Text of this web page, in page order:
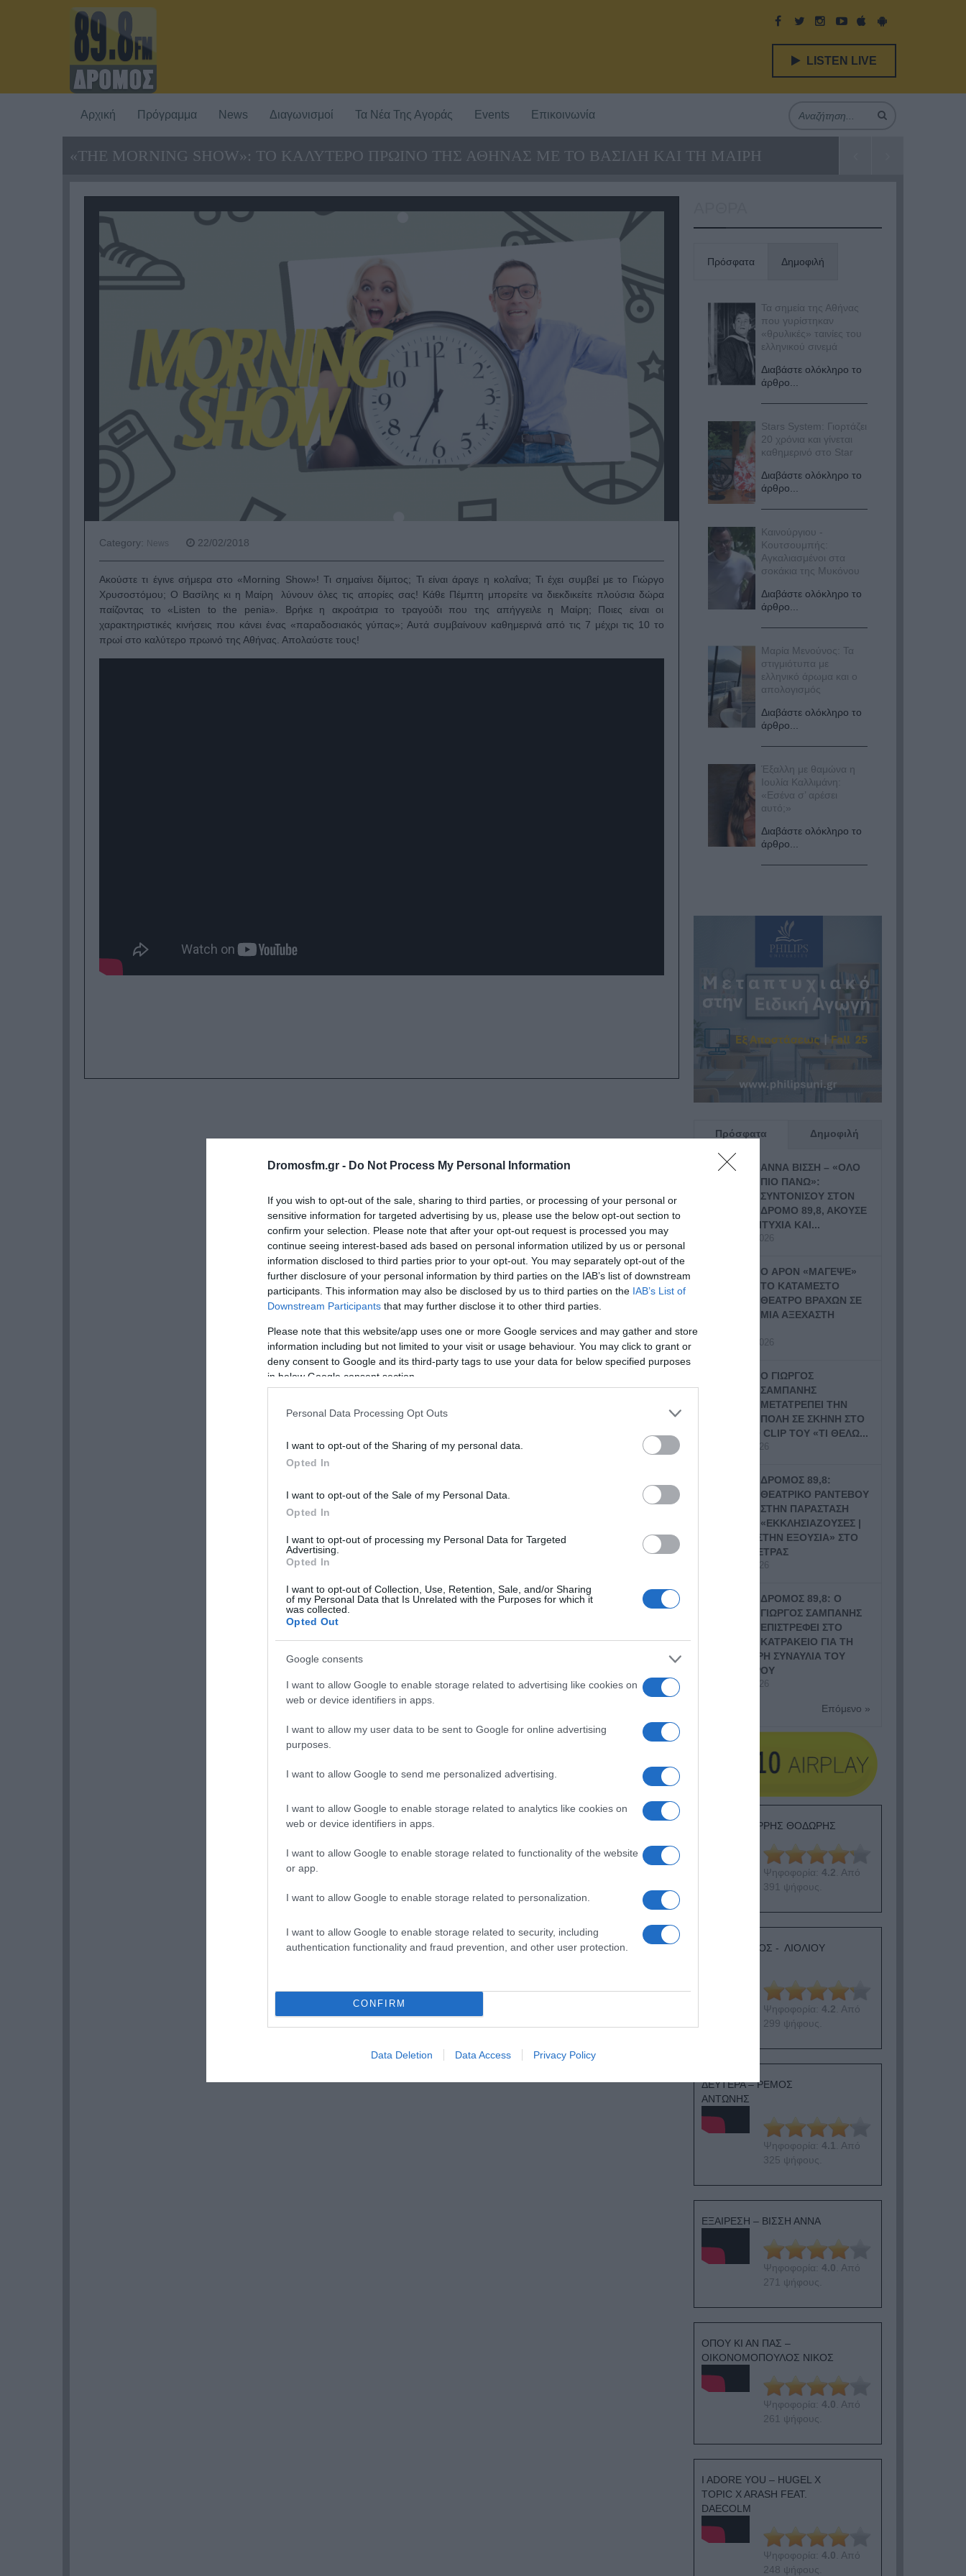
Dromosfm.gr - Do Not Process My Personal Information
If you wish to opt-out of the sale, sharing to third parties, or processing of your personal or
sensitive information for targeted advertising by us, please use the below opt-out section to
confirm your selection. Please note that after your opt-out request is processed you may
continue seeing interest-based ads based on personal information utilized by us or personal
information disclosed to third parties prior to your opt-out. You may separately opt-out of the
further disclosure of your personal information by third parties on the IAB’s list of downstream
participants. This information may also be disclosed by us to third parties on the IAB’s List of
Downstream Participants that may further disclose it to other third parties.
Please note that this website/app uses one or more Google services and may gather and store
information including but not limited to your visit or usage behaviour. You may click to grant or
deny consent to Google and its third-party tags to use your data for below specified purposes
in below Google consent section.
Personal Data Processing Opt Outs
I want to opt-out of the Sharing of my personal data.
Opted In
I want to opt-out of the Sale of my Personal Data.
Opted In
I want to opt-out of processing my Personal Data for Targeted
Advertising.
Opted In
I want to opt-out of Collection, Use, Retention, Sale, and/or Sharing
of my Personal Data that Is Unrelated with the Purposes for which it
was collected.
Opted Out
Google consents
I want to allow Google to enable storage related to advertising like cookies on
web or device identifiers in apps.
I want to allow my user data to be sent to Google for online advertising
purposes.
I want to allow Google to send me personalized advertising.
I want to allow Google to enable storage related to analytics like cookies on
web or device identifiers in apps.
I want to allow Google to enable storage related to functionality of the website
or app.
I want to allow Google to enable storage related to personalization.
I want to allow Google to enable storage related to security, including
authentication functionality and fraud prevention, and other user protection.
CONFIRM
Data Deletion Data Access Privacy Policy
LISTEN LIVE
Αρχική Πρόγραμμα News Διαγωνισμοί Τα Νέα Της Αγοράς Events Επικοινωνία
«THE MORNING SHOW»: ΤΟ ΚΑΛΥΤΕΡΟ ΠΡΩΙΝΟ ΤΗΣ ΑΘΗΝΑΣ ΜΕ ΤΟ ΒΑΣΙΛΗ ΚΑΙ ΤΗ ΜΑΙΡΗ
Category: News 22/02/2018
Ακούστε τι έγινε σήμερα στο «Μorning Show»! Τι σημαίνει δίμιτος; Τι είναι άραγε η κολαΐνα; Τι έχει συμβεί με το Γιώργο
Χρυσοστόμου; Ο Βασίλης κι η Μαίρη λύνουν όλες τις απορίες σας! Κάθε Πέμπτη μπορείτε να διεκδικείτε πλούσια δώρα
παίζοντας το «Listen to the penia». Βρήκε η ακροάτρια το τραγούδι που της απήγγειλε η Μαίρη; Ποιες είναι οι
χαρακτηριστικές κινήσεις που κάνει ένας «παραδοσιακός γύπας»; Αυτά συμβαίνουν καθημερινά από τις 7 μέχρι τις 10 το
πρωί στο καλύτερο πρωινό της Αθήνας. Απολαύστε τους!
Πρόσφατα Δημοφιλή
Τα σημεία της Αθήνας
που γυρίστηκαν
«θρυλικές» ταινίες του
ελληνικού σινεμά
Διαβάστε ολόκληρο το
άρθρο...
Stars System: Γιορτάζει
20 χρόνια και γίνεται
καθημερινό στο Star
Διαβάστε ολόκληρο το
άρθρο...
Καινούργιου -
Κουτσουμπής:
Αγκαλιασμένοι στα
σοκάκια της Μυκόνου
Διαβάστε ολόκληρο το
άρθρο...
Μαρία Μενούνος: Τα
στιγμιότυπα με
ελληνικό άρωμα και ο
απολογισμός
Διαβάστε ολόκληρο το
άρθρο...
Έξαλλη με θαμώνα η
Ιουλία Καλλιμάνη:
«Εσένα σ’ αρέσει
αυτό;»
Διαβάστε ολόκληρο το
άρθρο...
Πρόσφατα Δημοφιλή
ΑΝΝΑ ΒΙΣΣΗ – «ΟΛΟ
ΠΙΟ ΠΑΝΩ»:
ΣΥΝΤΟΝΙΣΟΥ ΣΤΟΝ
ΔΡΟΜΟ 89,8, ΑΚΟΥΣΕ
ΤΗ ΝΕΑ ΕΠΙΤΥΧΙΑ ΚΑΙ...
19 Ιουλίου, 2026
Ο APON «ΜΑΓΕΨΕ»
ΤΟ ΚΑΤΑΜΕΣΤΟ
ΘΕΑΤΡΟ ΒΡΑΧΩΝ ΣΕ
ΜΙΑ ΑΞΕΧΑΣΤΗ
14 Ιουλίου, 2026
Ο ΓΙΩΡΓΟΣ
ΣΑΜΠΑΝΗΣ
ΜΕΤΑΤΡΕΠΕΙ ΤΗΝ
ΠΟΛΗ ΣΕ ΣΚΗΝΗ ΣΤΟ
ΝΕΟ VIDEO CLIP ΤΟΥ «ΤΙ ΘΕΛΩ...
9 Ιουλίου, 2026
ΔΡΟΜΟΣ 89,8:
ΘΕΑΤΡΙΚΟ ΡΑΝΤΕΒΟΥ
ΣΤΗΝ ΠΑΡΑΣΤΑΣΗ
«ΕΚΚΛΗΣΙΑΖΟΥΣΕΣ |
ΓΥΝΑΙΚΕΣ ΣΤΗΝ ΕΞΟΥΣΙΑ» ΣΤΟ
ΘΕΑΤΡΟ ΠΕΤΡΑΣ
8 Ιουλίου, 2026
ΔΡΟΜΟΣ 89,8: Ο
ΓΙΩΡΓΟΣ ΣΑΜΠΑΝΗΣ
ΕΠΙΣΤΡΕΦΕΙ ΣΤΟ
ΚΑΤΡΑΚΕΙΟ ΓΙΑ ΤΗ
ΜΕΓΑΛΥΤΕΡΗ ΣΥΝΑΥΛΙΑ ΤΟΥ
ΦΘΙΝΟΠΩΡΟΥ
8 Ιουλίου, 2026
Επόμενο »
ΕΙΠΕΣ – ΦΕΡΡΗΣ ΘΟΔΩΡΗΣ
Ψηφοφορία: 4.2 . Από
391 ψήφους.
ΛΟΓΑΡΙΑΣΜΟΣ - ΛΙΟΛΙΟΥ
Ψηφοφορία: 4.2 . Από
299 ψήφους.
ΔΕΥΤΕΡΑ – ΡΕΜΟΣ
ΑΝΤΩΝΗΣ
Ψηφοφορία: 4.1 . Από
325 ψήφους.
ΕΞΑΙΡΕΣΗ – ΒΙΣΣΗ ΑΝΝΑ
Ψηφοφορία: 4.0 . Από
271 ψήφους.
ΟΠΟΥ ΚΙ ΑΝ ΠΑΣ –
ΟΙΚΟΝΟΜΟΠΟΥΛΟΣ ΝΙΚΟΣ
Ψηφοφορία: 4.0 . Από
261 ψήφους.
I ADORE YOU – HUGEL X
TOPIC X ARASH FEAT.
DAECOLM
Ψηφοφορία: 4.0 . Από
248 ψήφους.